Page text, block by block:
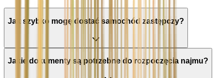
Jak szybko mogę dostać samochód zastępczy?
Jakie dokumenty są potrzebne do rozpoczęcia najmu?